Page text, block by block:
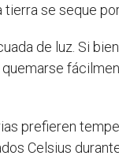
se seque
de luz. Si
prefieren
Celsius